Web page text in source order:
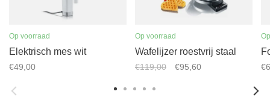
Op voorraad
Elektrisch mes wit
€49,00
Op voorraad
Wafelijzer roestvrij staal
€119,00 €95,60